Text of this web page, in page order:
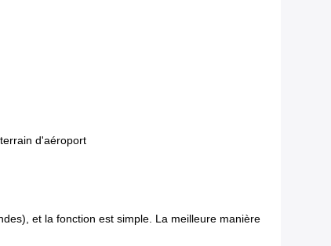
d'aéroport
et la fonction est simple. La meilleure manière